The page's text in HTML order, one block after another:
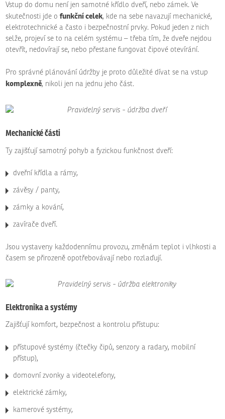
Vstup do domu není jen samotné křídlo dveří, nebo zámek. Ve
skutečnosti jde ofunkční celek, kde na sebe navazují mechanické,
elektrotechnické a často i bezpečnostní prvky. Pokud jeden z nich
selže, projeví se to na celém systému – třeba tím, že dveře nejdou
otevřít, nedovírají se, nebo přestane fungovat čipové otevírání.
Pro správné plánování údržby je proto důležité dívat se na vstup
komplexně, nikoli jen na jednu jeho část.
Mechanické části
Ty zajišťují samotný pohyb a fyzickou funkčnost dveří:
dveřní křídla a rámy,
závěsy / panty,
zámky a kování,
zavírače dveří.
Jsou vystaveny každodennímu provozu, změnám teplot i vlhkosti a
časem se přirozeně opotřebovávají nebo rozlaďují.
Elektronika a systémy
Zajišťují komfort, bezpečnost a kontrolu přístupu:
přístupové systémy (čtečky čipů, senzory a radary, mobilní
přístup),
domovní zvonky a videotelefony,
elektrické zámky,
kamerové systémy,